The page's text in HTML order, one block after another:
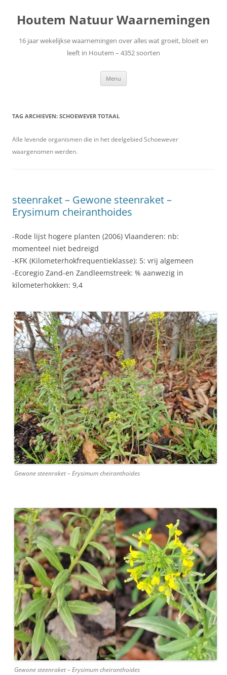
de
inhoud
Houtem Natuur Waarnemingen
16 jaar wekelijkse waarnemingen over alles wat groeit, bloeit en
leeft in Houtem – 4352 soorten
Menu
TAG ARCHIEVEN: SCHOEWEVER TOTAAL
Alle levende organismen die in het deelgebied Schoewever
waargenomen werden.
steenraket – Gewone steenraket –
Erysimum cheiranthoides
-Rode lijst hogere planten (2006) Vlaanderen: nb:
momenteel niet bedreigd
-KFK (Kilometerhokfrequentieklasse): 5: vrij algemeen
-Ecoregio Zand-en Zandleemstreek: % aanwezig in
kilometerhokken: 9,4
Gewone steenraket – Erysimum cheiranthoides
Gewone steenraket – Erysimum cheiranthoides